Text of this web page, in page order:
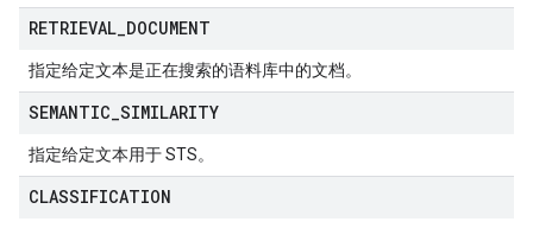
RETRIEVAL DOCUMENT
指定给定文本是正在搜索的语料库中的文档。
SEMANTIC SIMILARITY
指定给定文本用于 STS。
CLASSIFICATION